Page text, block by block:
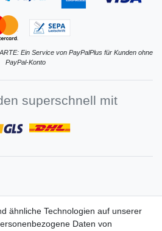
Ein Service von PayPalPlus für Kunden ohne
PayPal-Konto
superschnell mit
ähnliche Technologien auf unserer
Daten von